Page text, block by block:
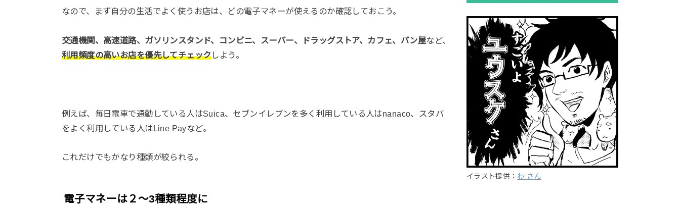
なので、まず自分の生活でよく使うお店は、どの電子マネーが使えるのか確認しておこう。
交通機関、高速道路、ガソリンスタンド、コンビニ、スーパー、ドラッグストア、カフェ、パン屋など、
利用頻度の高いお店を優先してチェック しよう。
例えば、毎日電車で通勤している人はSuica、セブンイレブンを多く利用している人はnanaco、スタバ
をよく利用している人はLine Payなど。
これだけでもかなり種類が絞られる。
電子マネーは２〜3種類程度に
イラスト提供： わ さん